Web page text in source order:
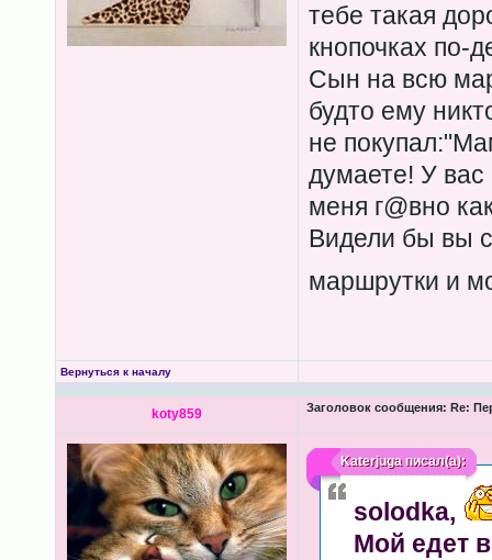
тебе такая
кнопочках по-
Сын на всю
будто ему
не
думаете! У вас
меня г@вно
Видели бы вы
маршрутки и
Вернуться к началу
koty859 Заголовок сообщения: Re:
Katerjugaписал(а):
solodka,
Мой едет